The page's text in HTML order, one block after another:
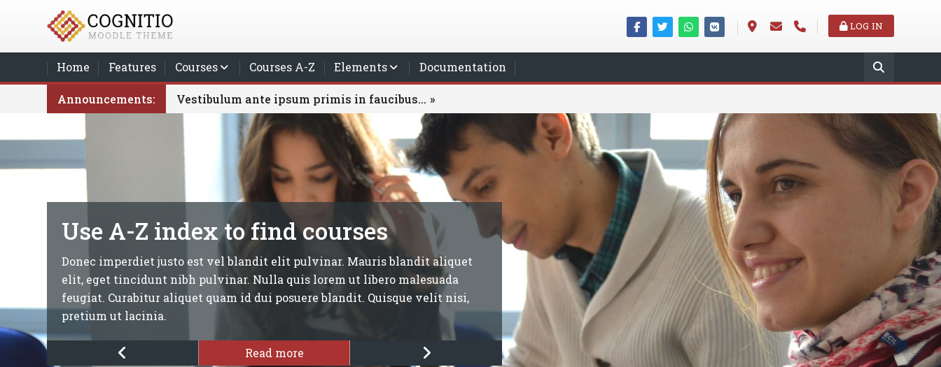
Skip to main content
LOG IN
Home Features Courses Courses A-Z Elements Documentation
Blocks
Announcements: Vestibulum ante ipsum primis in faucibus...
Use A-Z index to find courses
Donec imperdiet justo est vel blandit elit pulvinar. Mauris blandit aliquet
elit, eget tincidunt nibh pulvinar. Nulla quis lorem ut libero malesuada
feugiat. Curabitur aliquet quam id dui posuere blandit. Quisque velit nisi,
pretium ut lacinia.
Read more